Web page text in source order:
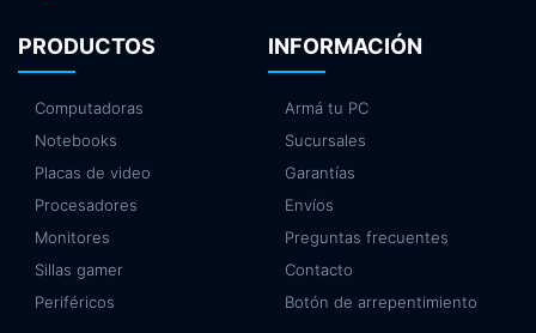
PRODUCTOS
Computadoras
Notebooks
Placas de video
Procesadores
Monitores
Sillas gamer
Periféricos
INFORMACIÓN
Armá tu PC
Sucursales
Garantías
Envíos
Preguntas frecuentes
Contacto
Botón de arrepentimiento